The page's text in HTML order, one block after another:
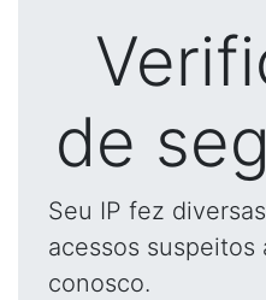
de
Seu IP fez
acessos suspeitos
conosco.